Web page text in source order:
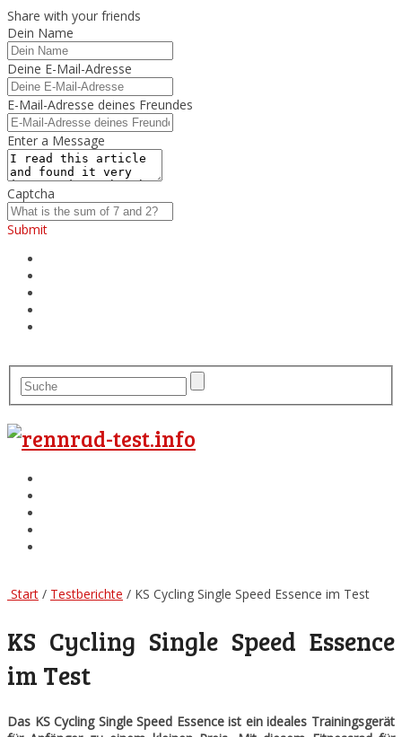
Share with your friends
Dein Name
Deine E-Mail-Adresse
E-Mail-Adresse deines Freundes
Enter a Message
Captcha
Submit
Start / Testberichte / KS Cycling Single Speed Essence im Test
KS Cycling Single Speed Essence
im Test
Das KS Cycling Single Speed Essence ist ein ideales Trainingsgerät